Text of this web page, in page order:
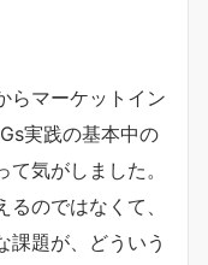
らマーケットイン
実践の基本中の
気がしました。
のではなくて、
課題が、どういう